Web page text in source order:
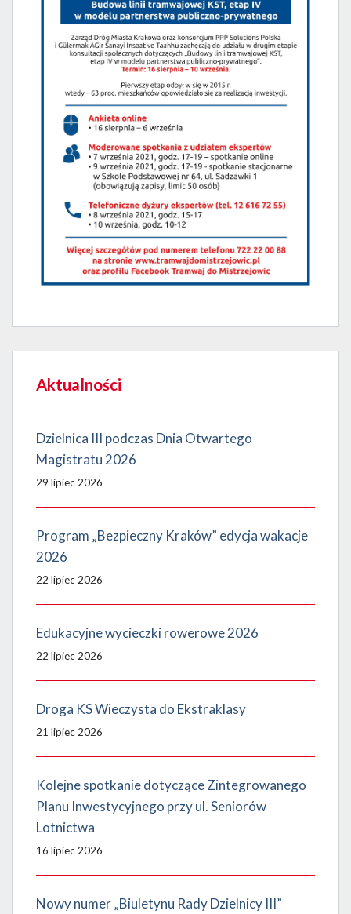
Aktualności
Dzielnica III podczas Dnia Otwartego
Magistratu 2026
29 lipiec 2026
Program „Bezpieczny Kraków” edycja wakacje
2026
22 lipiec 2026
Edukacyjne wycieczki rowerowe 2026
22 lipiec 2026
Droga KS Wieczysta do Ekstraklasy
21 lipiec 2026
Kolejne spotkanie dotyczące Zintegrowanego
Planu Inwestycyjnego przy ul. Seniorów
Lotnictwa
16 lipiec 2026
Nowy numer „Biuletynu Rady Dzielnicy III”